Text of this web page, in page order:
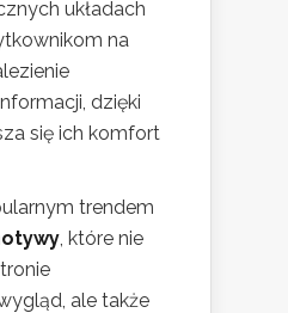
układach
na
dzięki
się ich komfort
trendem
, które nie
ale także